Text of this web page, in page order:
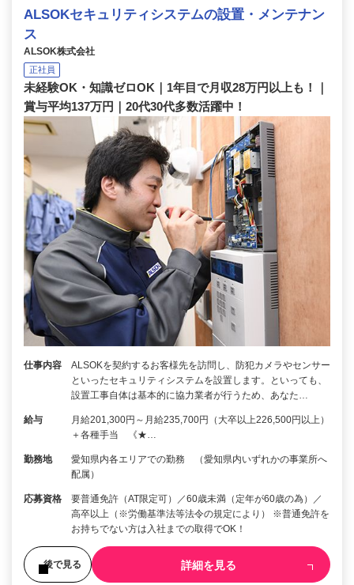
ALSOKセキュリティシステムの設置・メンテナン
ス
ALSOK株式会社
正社員
未経験OK・知識ゼロOK｜1年目で月収28万円以上も！｜
賞与平均137万円｜20代30代多数活躍中！
仕事内容
ALSOKを契約するお客様先を訪問し、防犯カメラやセンサー
といったセキュリティシステムを設置します。といっても、
設置工事自体は基本的に協力業者が行うため、あなた…
給与
月給201,300円～月給235,700円（大卒以上226,500円以上）
＋各種手当 《★…
勤務地
愛知県内各エリアでの勤務 （愛知県内いずれかの事業所へ
配属）
応募資格
要普通免許（AT限定可）／60歳未満（定年が60歳の為）／
高卒以上（※労働基準法等法令の規定により） ※普通免許を
お持ちでない方は入社までの取得でOK！
後で見る 詳細を見る